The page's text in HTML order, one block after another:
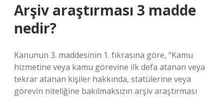
Arşiv araştırması 3 madde
nedir?
Kanunun 3. maddesinin 1. fıkrasına göre, “Kamu
hizmetine veya kamu görevine ilk defa atanan veya
tekrar atanan kişiler hakkında, statülerine veya
görevin niteliğine bakılmaksızın arşiv araştırması